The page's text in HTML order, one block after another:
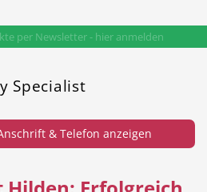
DE-News
Restaurant
per Newsletter - hier anmelden
Specialist
& Telefon anzeigen